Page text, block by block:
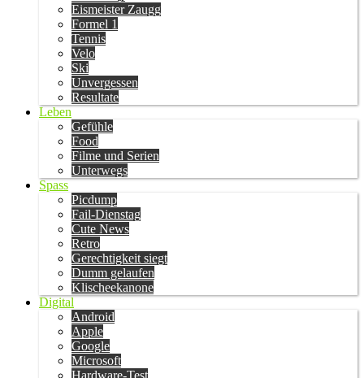
Eismeister Zaugg
Formel 1
Tennis
Velo
Ski
Unvergessen
Resultate
Leben
Gefühle
Food
Filme und Serien
Unterwegs
Spass
Picdump
Fail-Dienstag
Cute News
Retro
Gerechtigkeit siegt
Dumm gelaufen
Klischeekanone
Digital
Android
Apple
Google
Microsoft
Hardware-Test